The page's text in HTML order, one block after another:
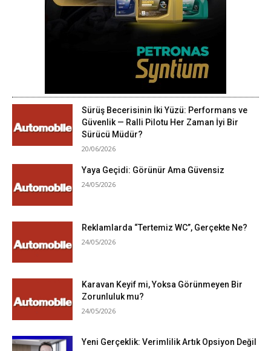
Sürüş Becerisinin İki Yüzü: Performans ve
Güvenlik — Ralli Pilotu Her Zaman İyi Bir
Sürücü Müdür?
20/06/2026
Yaya Geçidi: Görünür Ama Güvensiz
24/05/2026
Reklamlarda “Tertemiz WC”, Gerçekte Ne?
24/05/2026
Karavan Keyif mi, Yoksa Görünmeyen Bir
Zorunluluk mu?
24/05/2026
Yeni Gerçeklik: Verimlilik Artık Opsiyon Değil